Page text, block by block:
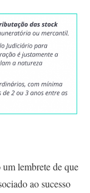
lembrete de que
ao sucesso